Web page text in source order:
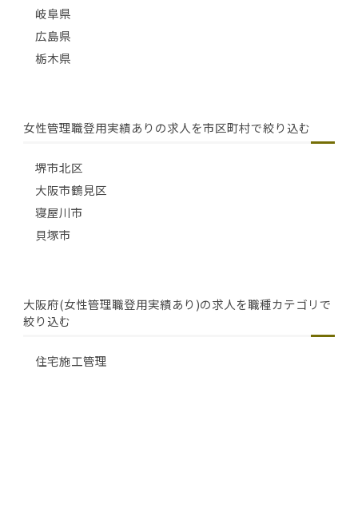
岐阜県
広島県
栃木県
女性管理職登用実績ありの求人を市区町村で絞り込む
堺市北区
大阪市鶴見区
寝屋川市
貝塚市
大阪府(女性管理職登用実績あり)の求人を職種カテゴリで
絞り込む
住宅施工管理